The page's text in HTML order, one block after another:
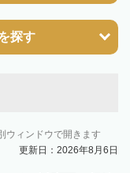
探す
ウィンドウで開きます
更新日：2026年8月6日